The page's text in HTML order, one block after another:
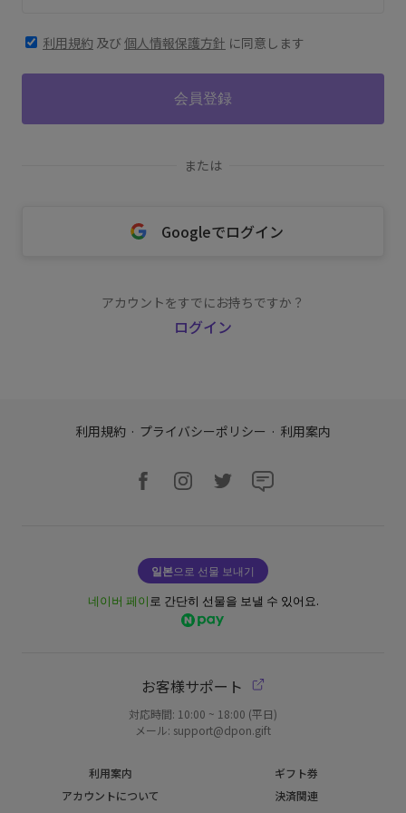
利用規約 及び個人情報保護方針 に同意します
会員登録
または
Googleでログイン
アカウントをすでにお持ちですか？
ログイン
利用規約 · プライバシーポリシー · 利用案内
일본으로 선물 보내기
네이버 페이로 간단히 선물을 보낼 수 있어요.
お客様サポート
対応時間: 10:00 ~ 18:00 (平日)
メール: support@dpon.gift
利用案内
ギフト券
アカウントについて
決済関連